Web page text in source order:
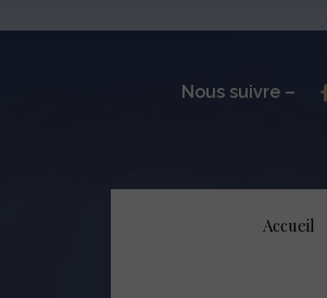
Nous suivre –
Accueil